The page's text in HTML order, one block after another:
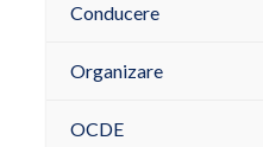
Conducere
Organizare
OCDE